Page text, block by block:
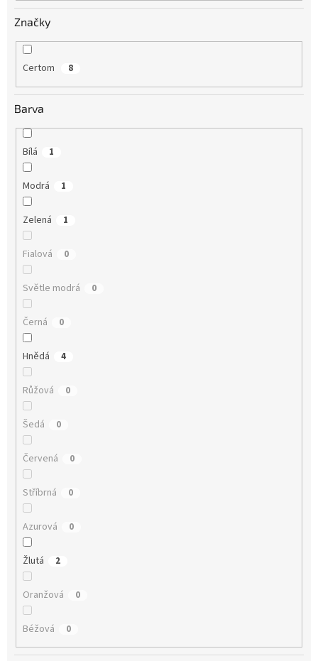
Značky
Certom 8
Barva
Bílá 1
Modrá 1
Zelená 1
Fialová 0
Světle modrá 0
Černá 0
Hnědá 4
Růžová 0
Šedá 0
Červená 0
Stříbrná 0
Azurová 0
Žlutá 2
Oranžová 0
Béžová 0